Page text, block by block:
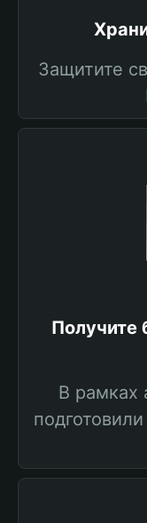
Защитите
Получите
В рамках